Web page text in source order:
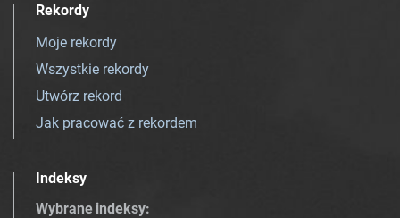
Rekordy
Moje rekordy
Wszystkie rekordy
Utwórz rekord
Jak pracować z rekordem
Indeksy
Wybrane indeksy: